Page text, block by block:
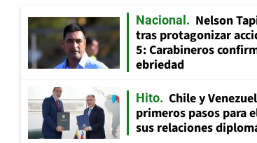
Nacional
Nelson
tras protagonizar
5: Carabineros
ebriedad
Hito
Chile y
primeros pasos para
sus relaciones